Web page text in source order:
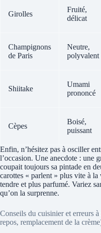
Girolles
Fruité,
délicat
Champignons
de Paris
Neutre,
polyvalent
Shiitake
Umami
prononcé
Cèpes
Boisé,
puissant
Enfin, n’hésitez pas à osciller
l’occasion. Une anecdote : une
coupait toujours sa pintade en
carottes « parlent » plus vite à
tendre et plus parfumé. Variez
qu’on la surprenne.
Conseils du cuisinier et erreurs
repos, remplacement de la